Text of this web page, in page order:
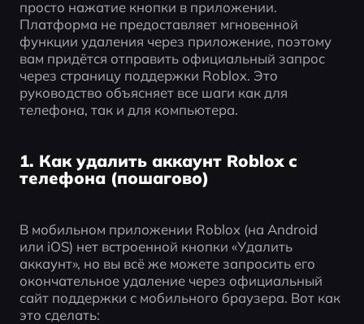
просто нажатие кнопки в приложении.
Платформа не предоставляет мгновенной
функции удаления через приложение, поэтому
вам придётся отправить официальный запрос
через страницу поддержки Roblox. Это
руководство объясняет все шаги как для
телефона, так и для компьютера.
1. Как удалить аккаунт Roblox с
телефона (пошагово)
В мобильном приложении Roblox (на Android
или iOS) нет встроенной кнопки «Удалить
аккаунт», но вы всё же можете запросить его
окончательное удаление через официальный
сайт поддержки с мобильного браузера. Вот как
это сделать: